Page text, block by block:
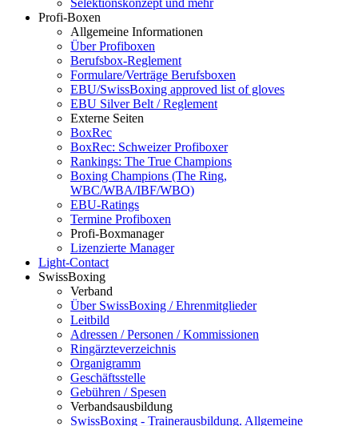
Selektionskonzept und mehr
Profi-Boxen
Allgemeine Informationen
Über Profiboxen
Berufsbox-Reglement
Formulare/Verträge Berufsboxen
EBU/SwissBoxing approved list of gloves
EBU Silver Belt / Reglement
Externe Seiten
BoxRec
BoxRec: Schweizer Profiboxer
Rankings: The True Champions
Boxing Champions (The Ring,
WBC/WBA/IBF/WBO)
EBU-Ratings
Termine Profiboxen
Profi-Boxmanager
Lizenzierte Manager
Light-Contact
SwissBoxing
Verband
Über SwissBoxing / Ehrenmitglieder
Leitbild
Adressen / Personen / Kommissionen
Ringärzteverzeichnis
Organigramm
Geschäftsstelle
Gebühren / Spesen
Verbandsausbildung
SwissBoxing - Trainerausbildung. Allgemeine